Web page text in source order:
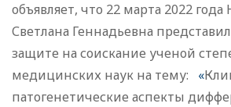
объявляет, что 22 марта 2022
Светлана Геннадьевна
защите на соискание ученой
медицинских наук на тему: «
патогенетические аспекты